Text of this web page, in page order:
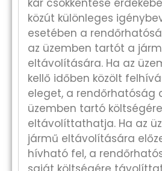
kár csökkentése
közút különleges
esetében a
az üzemben tartót a
eltávolítására. Ha az
kellő időben közölt
eleget, a rendőrhatóság
üzemben tartó költségére
eltávolíttathatja. Ha az
jármű eltávolítására
hívható fel, a